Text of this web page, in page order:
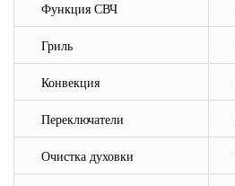
Функция СВЧ
Гриль
Конвекция
Переключатели
Очистка духовки